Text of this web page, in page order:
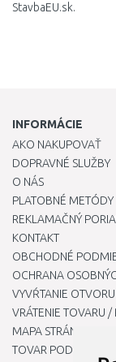
StavbaEU.sk.
INFORMÁCIE
AKO NAKUPOVAŤ
DOPRAVNÉ SLUŽBY
O NÁS
PLATOBNÉ METÓDY
REKLAMAČNÝ
KONTAKT
OBCHODNÉ
OCHRANA
VYVŔTANIE
VRÁTENIE TOVARU /
MAPA STRÁNOK
TOVAR PODĽA